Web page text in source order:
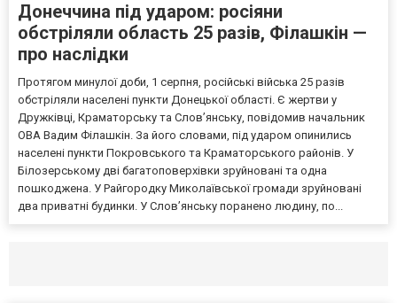
Донеччина під ударом: росіяни
обстріляли область 25 разів, Філашкін —
про наслідки
Протягом минулої доби, 1 серпня, російські війська 25 разів
обстріляли населені пункти Донецької області. Є жертви у
Дружківці, Краматорську та Слов’янську, повідомив начальник
ОВА Вадим Філашкін. За його словами, під ударом опинились
населені пункти Покровського та Краматорського районів. У
Білозерському дві багатоповерхівки зруйновані та одна
пошкоджена. У Райгородку Миколаївської громади зруйновані
два приватні будинки. У Слов’янську поранено людину, по...